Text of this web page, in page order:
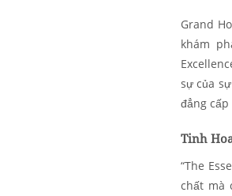
Grand
khám
sự của
đẳng
Tinh
“The
chất mà